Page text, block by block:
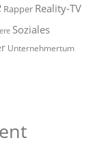
Rapper Reality-TV
Soziales
Unternehmertum